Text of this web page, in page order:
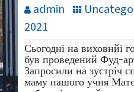
admin
2021
Сьогодні на виховнйі
був проведений Фуд-
Запросили на зустріч
маму нашого учня